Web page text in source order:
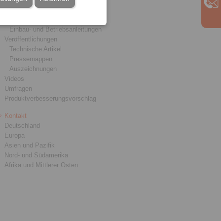
Broschüren
Einbau- und Betriebsanleitungen
Veröffentlichungen
Technische Artikel
Pressemappen
Auszeichnungen
Videos
Umfragen
Produktverbesserungsvorschlag
Kontakt
Deutschland
Europa
Asien und Pazifik
Nord- und Südamerika
Afrika und Mittlerer Osten